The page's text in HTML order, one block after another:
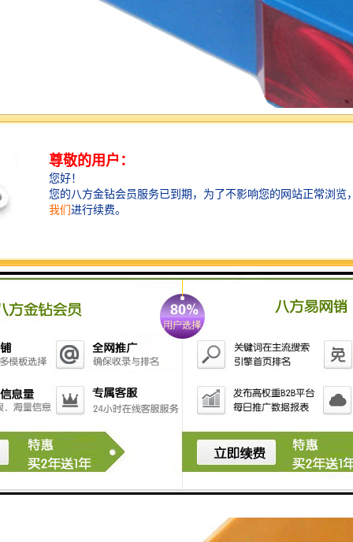
光电开关能够测量的距离范围有多大？
光电开关的测量距离范围由其发射元件和接收元件的灵
敏度和距离决定，一般在几毫米到数米之间。